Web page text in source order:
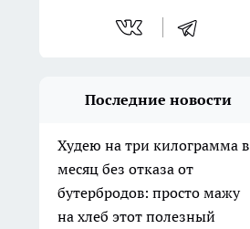
Последние новости
Худею на три килограмма в
месяц без отказа от
бутербродов: просто мажу
на хлеб этот полезный